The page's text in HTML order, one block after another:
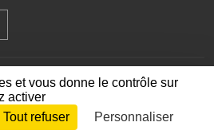
REGIONS
CONNEXION
et vous donne le contrôle sur
activer
Tout refuser Personnaliser